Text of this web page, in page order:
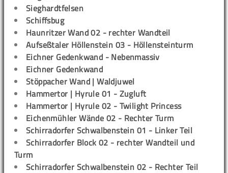
Sieghardtfelsen
Schiffsbug
Haunritzer Wand 02 - rechter Wandteil
Aufseßtaler Höllenstein 03 - Höllensteinturm
Eichner Gedenkwand - Nebenmassiv
Eichner Gedenkwand
Stöppacher Wand | Waldjuwel
Hammertor | Hyrule 01 - Zugluft
Hammertor | Hyrule 02 - Twilight Princess
Eichenmühler Wände 02 - Rechter Turm
Schirradorfer Schwalbenstein 01 - Linker Teil
Schirradorfer Block 02 - rechter Wandteil und
Turm
Schirradorfer Schwalbenstein 02 - Rechter Teil